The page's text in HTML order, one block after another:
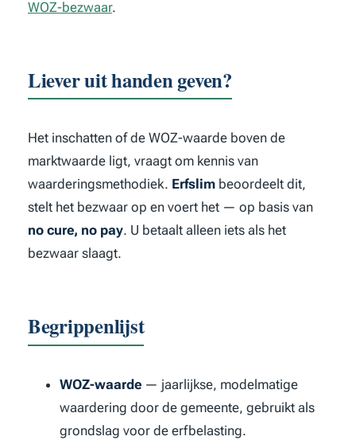
WOZ-bezwaar.
Liever uit handen geven?
Het inschatten of de WOZ-waarde boven de
marktwaarde ligt, vraagt om kennis van
waarderingsmethodiek. Erfslimbeoordeelt dit,
stelt het bezwaar op en voert het — op basis van
no cure, no pay. U betaalt alleen iets als het
bezwaar slaagt.
Begrippenlijst
WOZ-waarde— jaarlijkse, modelmatige
waardering door de gemeente, gebruikt als
grondslag voor de erfbelasting.